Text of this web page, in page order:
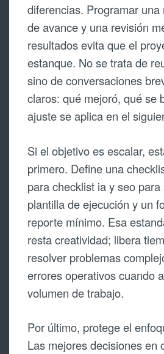
diferencias. Programar
de avance y una revisión
resultados evita que el
estanque. No se trata de
sino de conversaciones
claros: qué mejoró, qué se
ajuste se aplica en el
Si el objetivo es escalar,
primero. Define una
para checklist ia y seo
plantilla de ejecución y un
reporte mínimo. Esa
resta creatividad; libera
resolver problemas
errores operativos cuando
volumen de trabajo.
Por último, protege el
Las mejores decisiones en